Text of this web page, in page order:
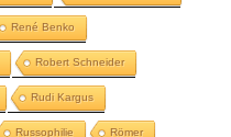
René Benko
Robert Schneider
Rudi Kargus
Russophilie Römer